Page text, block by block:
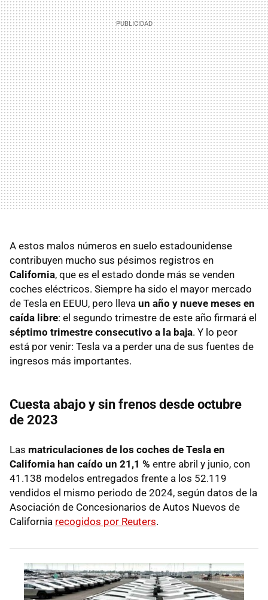
A estos malos números en suelo estadounidense
contribuyen mucho sus pésimos registros en
California, que es el estado donde más se venden
coches eléctricos. Siempre ha sido el mayor mercado
de Tesla en EEUU, pero lleva un año y nueve meses en
caída libre: el segundo trimestre de este año firmará el
séptimo trimestre consecutivo a la baja. Y lo peor
está por venir: Tesla va a perder una de sus fuentes de
ingresos más importantes.
Cuesta abajo y sin frenos desde octubre
de 2023
Las matriculaciones de los coches de Tesla en
California han caído un 21,1 % entre abril y junio, con
41.138 modelos entregados frente a los 52.119
vendidos el mismo periodo de 2024, según datos de la
Asociación de Concesionarios de Autos Nuevos de
California recogidos por Reuters.